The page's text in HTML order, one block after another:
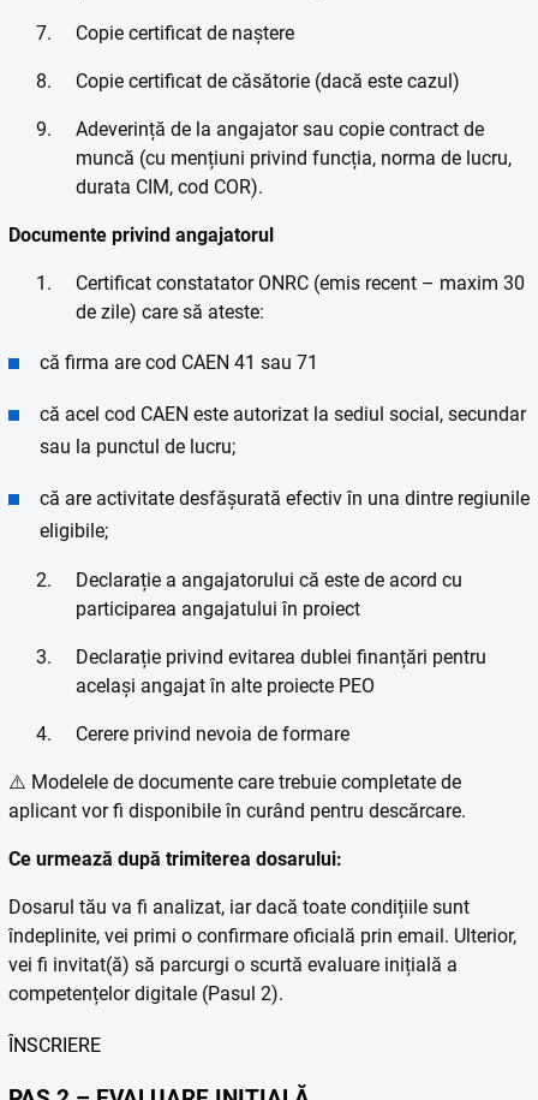
Copie certificat de naștere
Copie certificat de căsătorie (dacă este cazul)
Adeverință de la angajator sau copie contract de
muncă (cu mențiuni privind funcția, norma de lucru,
durata CIM, cod COR).
Documente privind angajatorul
Certificat constatator ONRC (emis recent – maxim 30
de zile) care să ateste:
că firma are cod CAEN 41 sau 71
că acel cod CAEN este autorizat la sediul social, secundar
sau la punctul de lucru;
că are activitate desfășurată efectiv în una dintre regiunile
eligibile;
Declarație a angajatorului că este de acord cu
participarea angajatului în proiect
Declarație privind evitarea dublei finanțări pentru
același angajat în alte proiecte PEO
Cerere privind nevoia de formare
⚠️ Modelele de documente care trebuie completate de
aplicant vor fi disponibile în curând pentru descărcare.
Ce urmează după trimiterea dosarului:
Dosarul tău va fi analizat, iar dacă toate condițiile sunt
îndeplinite, vei primi o confirmare oficială prin email. Ulterior,
vei fi invitat(ă) să parcurgi o scurtă evaluare inițială a
competențelor digitale (Pasul 2).
ÎNSCRIERE